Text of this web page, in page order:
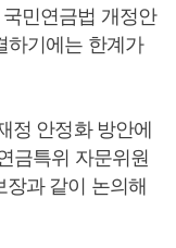
민연금법 개정안
하기에는 한계가
정 안정화 방안에
금특위 자문위원
과 같이 논의해